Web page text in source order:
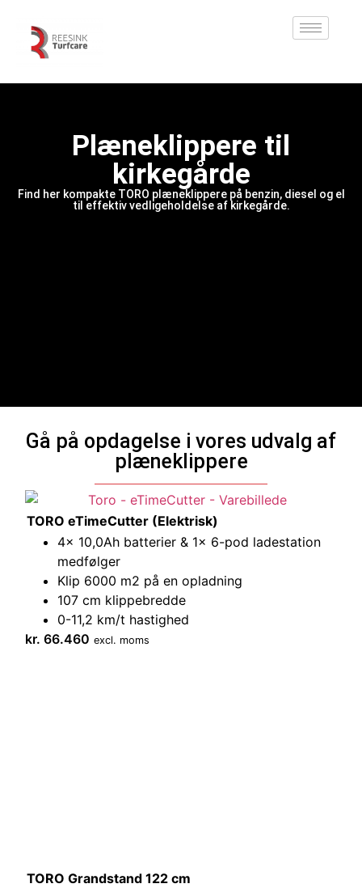
Plæneklippere til
kirkegårde
Find her kompakte TORO plæneklippere på benzin, diesel og el
til effektiv vedligeholdelse af kirkegårde.
Gå på opdagelse i vores udvalg af
plæneklippere
TORO eTimeCutter (Elektrisk)
4x 10,0Ah batterier & 1x 6-pod ladestation
medfølger
Klip 6000 m2 på en opladning
107 cm klippebredde
0-11,2 km/t hastighed
kr. 66.460 excl. moms
TORO Grandstand 122 cm